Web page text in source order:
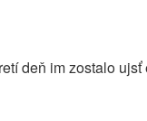
deň im zostalo